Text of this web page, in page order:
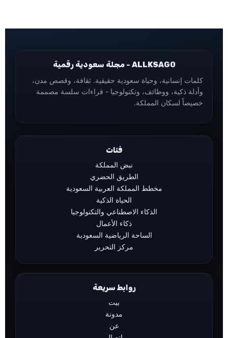
ALLKSAGO - مجلة سعودية رقمية
كلمات إنسانية، وحياة سعودية حقيقية. ثقافة، وقصص مدن،
وأدلة ذكية، ووظائف، وتكنولوجيا - قراءات سلسة مصممة
خصيصاً لسكان المملكة.
فئات
نبض المملكة
الطريق الحضري
مخطط المملكة العربية السعودية
الحياة الذكية
الذكاء الاصطناعي والتكنولوجيا
ذكاء الأعمال
الساحة الرياضية السعودية
مركز التحرير
روابط سريعة
بيت
مدونة
عن